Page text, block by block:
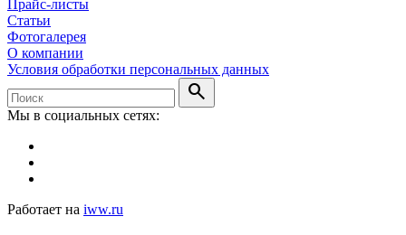
Прайс-листы
Статьи
Фотогалерея
О компании
Условия обработки персональных данных
search
Мы в социальных сетях:
Работает на iww.ru